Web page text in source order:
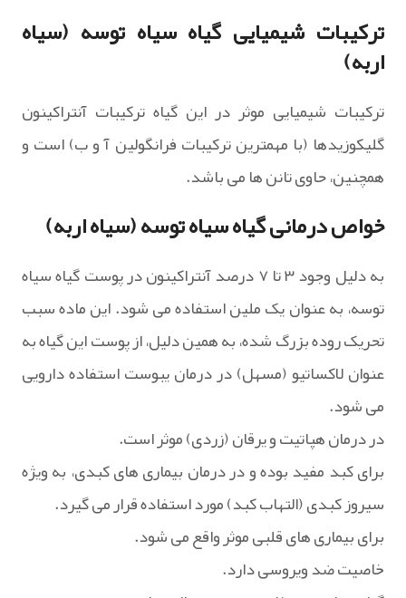
ترکیبات شیمیایی گیاه سیاه توسه (سیاه
اربه)
ترکیبات شیمیایی موثر در این گیاه ترکیبات آنتراکینون
گلیکوزیدها (با مهمترین ترکیبات فرانگولین آ و ب) است و
همچنین، حاوی تانن ها می باشد.
خواص درمانی گیاه سیاه توسه (سیاه اربه)
به دلیل وجود ۳ تا ۷ درصد آنتراکینون در پوست گیاه سیاه
توسه، به عنوان یک ملین استفاده می شود. این ماده سبب
تحریک روده بزرگ شده، به همین دلیل، از پوست این گیاه به
عنوان لاکساتیو (مسهل) در درمان یبوست استفاده دارویی
می شود.
در درمان هپاتیت و یرقان (زردی) موثر است.
برای کبد مفید بوده و در درمان بیماری های کبدی، به ویژه
سیروز کبدی (التهاب کبد) مورد استفاده قرار می گیرد.
برای بیماری های قلبی موثر واقع می شود.
خاصیت ضد ویروسی دارد.